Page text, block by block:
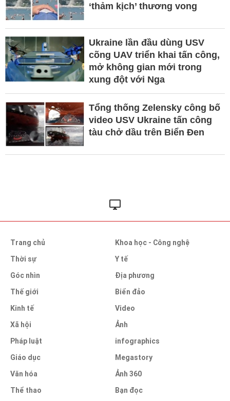
‘thảm kịch’ thương vong
Ukraine lần đầu dùng USV
cõng UAV triển khai tấn công,
mở không gian mới trong
xung đột với Nga
Tổng thống Zelensky công bố
video USV Ukraine tấn công
tàu chở dầu trên Biển Đen
Trang chủ
Thời sự
Góc nhìn
Thế giới
Kinh tế
Xã hội
Pháp luật
Giáo dục
Văn hóa
Thể thao
Khoa học - Công nghệ
Y tế
Địa phương
Biển đảo
Video
Ảnh
infographics
Megastory
Ảnh 360
Bạn đọc